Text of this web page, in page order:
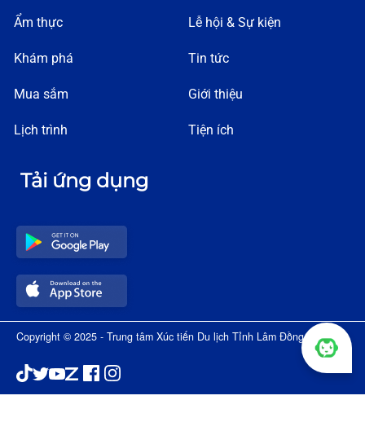
Ẩm thực
Khám phá
Mua sắm
Lịch trình
Lễ hội & Sự kiện
Tin tức
Giới thiệu
Tiện ích
Tải ứng dụng
Copyright © 2025 - Trung tâm Xúc tiến Du lịch Tỉnh Lâm Đồng